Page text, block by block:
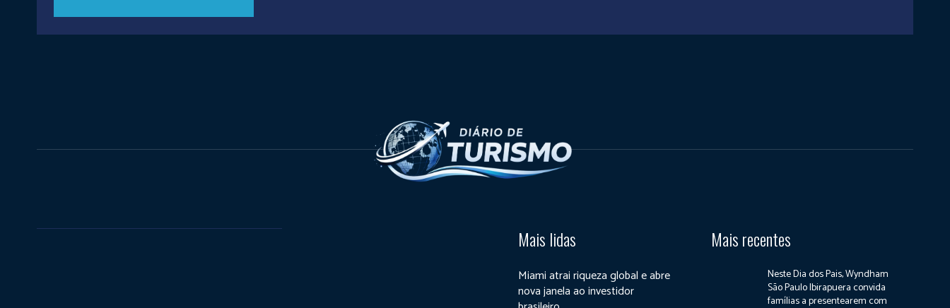
Mais lidas
Miami atrai riqueza global e abre
nova janela ao investidor
Mais recentes
Neste Dia dos Pais, Wyndham
São Paulo Ibirapuera convida
famílias a presentearem com